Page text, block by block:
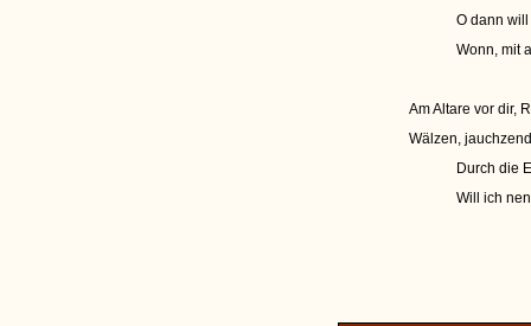
O dann
Wonn, mit
Am Altare vor dir,
Wälzen,
Durch die
Will ich